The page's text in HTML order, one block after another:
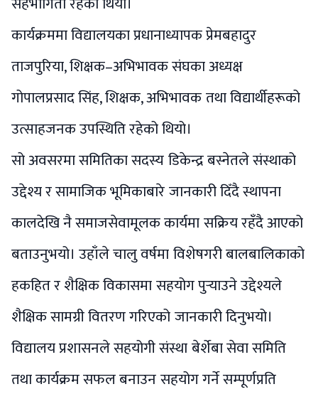
कार्यक्रममा विद्यालयका प्रधानाध्यापक प्रेमबहादुर
ताजपुरिया, शिक्षक–अभिभावक संघका अध्यक्ष
गोपालप्रसाद सिंह, शिक्षक, अभिभावक तथा विद्यार्थीहरूको
उत्साहजनक उपस्थिति रहेको थियो।
सो अवसरमा समितिका सदस्य डिकेन्द्र बस्नेतले संस्थाको
उद्देश्य र सामाजिक भूमिकाबारे जानकारी दिँदै स्थापना
कालदेखि नै समाजसेवामूलक कार्यमा सक्रिय रहँदै आएको
बताउनुभयो। उहाँले चालु वर्षमा विशेषगरी बालबालिकाको
हकहित र शैक्षिक विकासमा सहयोग पुर्‍याउने उद्देश्यले
शैक्षिक सामग्री वितरण गरिएको जानकारी दिनुभयो।
विद्यालय प्रशासनले सहयोगी संस्था बेर्शेबा सेवा समिति
तथा कार्यक्रम सफल बनाउन सहयोग गर्ने सम्पूर्णप्रति